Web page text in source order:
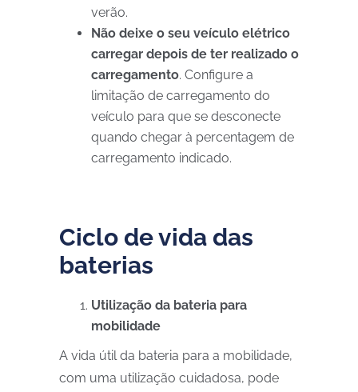
verão.
Não deixe o seu veículo elétrico
carregar depois de ter realizado o
carregamento. Configure a
limitação de carregamento do
veículo para que se desconecte
quando chegar à percentagem de
carregamento indicado.
Ciclo de vida das
baterias
Utilização da bateria para
mobilidade
A vida útil da bateria para a mobilidade,
com uma utilização cuidadosa, pode